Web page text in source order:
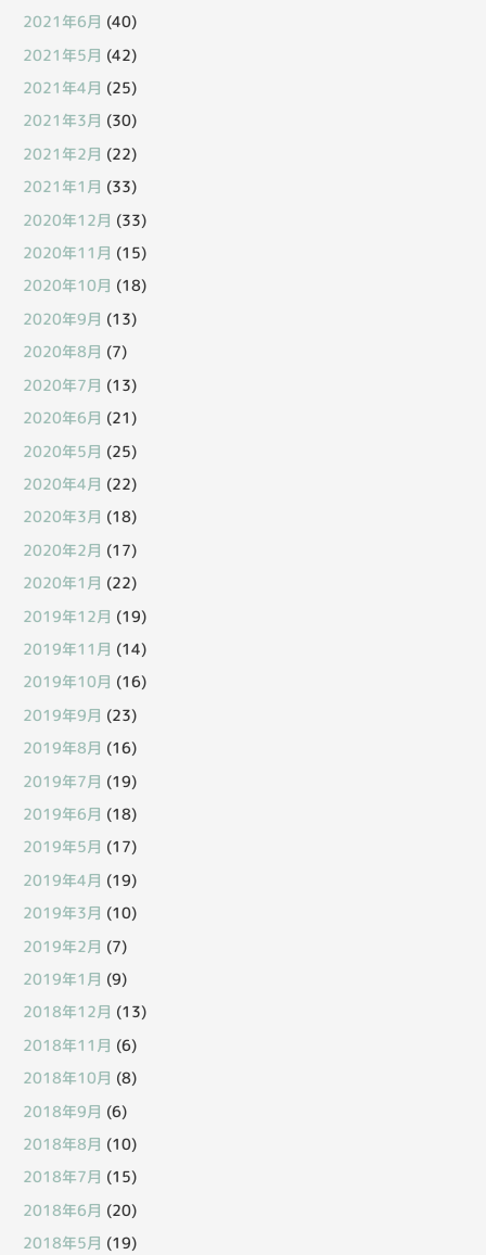
2021年6月 (40)
2021年5月 (42)
2021年4月 (25)
2021年3月 (30)
2021年2月 (22)
2021年1月 (33)
2020年12月 (33)
2020年11月 (15)
2020年10月 (18)
2020年9月 (13)
2020年8月 (7)
2020年7月 (13)
2020年6月 (21)
2020年5月 (25)
2020年4月 (22)
2020年3月 (18)
2020年2月 (17)
2020年1月 (22)
2019年12月 (19)
2019年11月 (14)
2019年10月 (16)
2019年9月 (23)
2019年8月 (16)
2019年7月 (19)
2019年6月 (18)
2019年5月 (17)
2019年4月 (19)
2019年3月 (10)
2019年2月 (7)
2019年1月 (9)
2018年12月 (13)
2018年11月 (6)
2018年10月 (8)
2018年9月 (6)
2018年8月 (10)
2018年7月 (15)
2018年6月 (20)
2018年5月 (19)